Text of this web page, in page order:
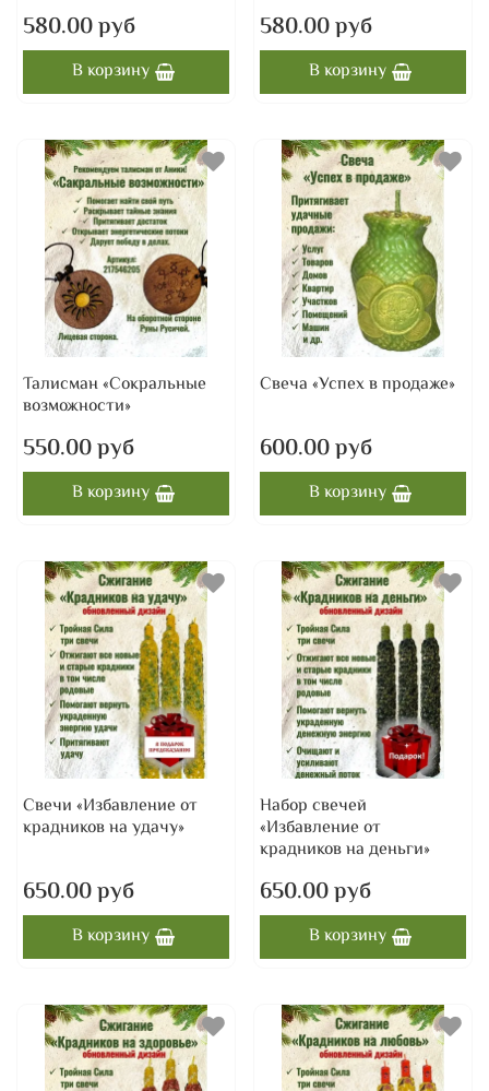
580.00 руб
В корзину
580.00 руб
В корзину
Талисман «Сокральные
возможности»
550.00 руб
В корзину
Свеча «Успех в продаже»
600.00 руб
В корзину
Свечи «Избавление от
крадников на удачу»
650.00 руб
В корзину
Набор свечей
«Избавление от
крадников на деньги»
650.00 руб
В корзину